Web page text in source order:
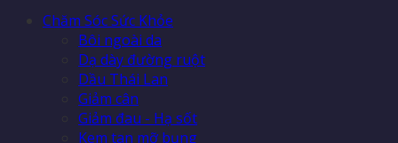
Chăm Sóc Sức Khỏe
Bôi ngoài da
Dạ dày đường ruột
Dầu Thái Lan
Giảm cân
Giảm đau - Hạ sốt
Kem tan mỡ bụng